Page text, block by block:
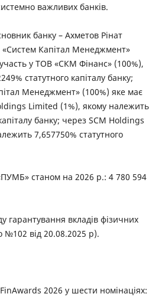
важливих банків.
банку – Ахметов Рінат
Капітал Менеджмент»
у ТОВ «СКМ Фінанс» (100%),
статутного капіталу банку;
Менеджмент» (100%) яке має
Limited (1%), якому належить
банку; через SCM Holdings
7,657750% статутного
станом на 2026 р.: 4 780 594
гарантування вкладів фізичних
№102 від 20.08.2025 р).
2026 у шести номінаціях: